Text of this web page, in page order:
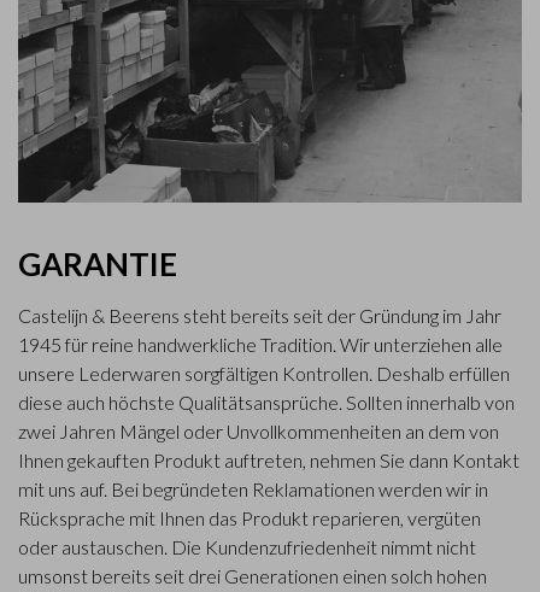
GARANTIE
Castelijn & Beerens steht bereits seit der Gründung im Jahr
1945 für reine handwerkliche Tradition. Wir unterziehen alle
unsere Lederwaren sorgfältigen Kontrollen. Deshalb erfüllen
diese auch höchste Qualitätsansprüche. Sollten innerhalb von
zwei Jahren Mängel oder Unvollkommenheiten an dem von
Ihnen gekauften Produkt auftreten, nehmen Sie dann Kontakt
mit uns auf. Bei begründeten Reklamationen werden wir in
Rücksprache mit Ihnen das Produkt reparieren, vergüten
oder austauschen. Die Kundenzufriedenheit nimmt nicht
umsonst bereits seit drei Generationen einen solch hohen